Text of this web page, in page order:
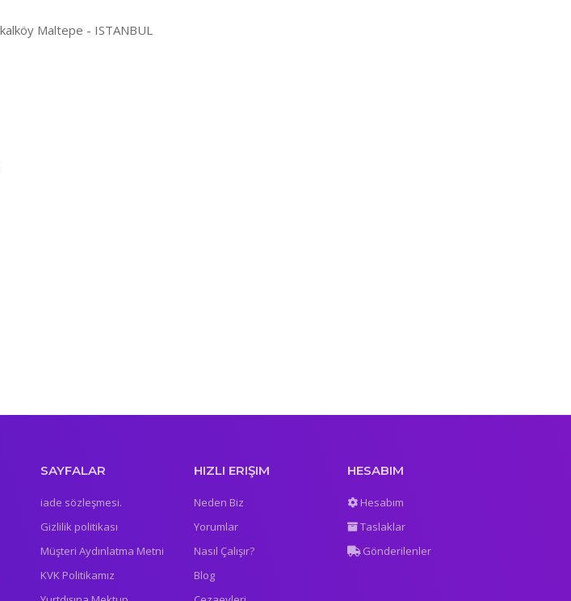
Maltepe - ISTANBUL
SAYFALAR
iade sözleşmesi.
Gizlilik politikası
Müşteri Aydınlatma Metni
KVK Politikamız
HIZLI ERIŞIM
Neden Biz
Yorumlar
Nasıl Çalışır?
Blog
HESABIM
Hesabım
Taslaklar
Gönderilenler